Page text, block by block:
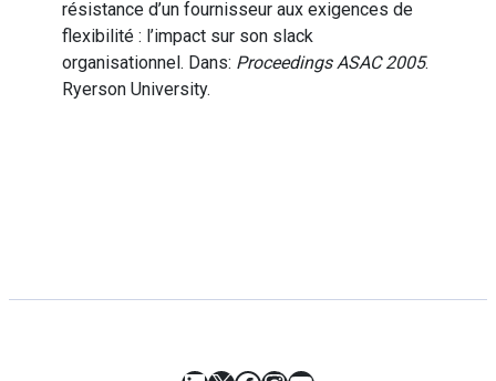
résistance d’un fournisseur aux exigences de
flexibilité : l’impact sur son slack
organisationnel. Dans: Proceedings ASAC 2005.
Ryerson University.